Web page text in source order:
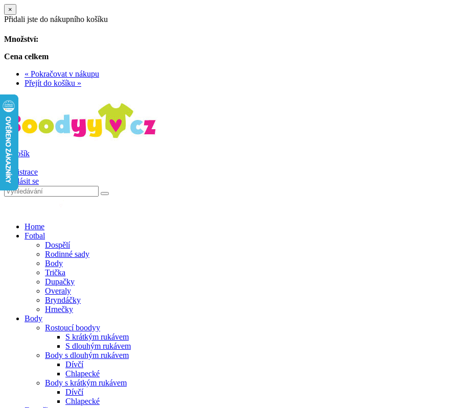
×
Přidali jste do nákupního košíku
Množství:
Cena celkem
« Pokračovat v nákupu
Přejít do košíku »
0 Košík
0
Registrace
Přihlásit se
Home
Fotbal
Dospělí
Rodinné sady
Body
Trička
Dupačky
Overaly
Bryndáčky
Hrnečky
Body
Rostoucí boodyy
S krátkým rukávem
S dlouhým rukávem
Body s dlouhým rukávem
Dívčí
Chlapecké
Body s krátkým rukávem
Dívčí
Chlapecké